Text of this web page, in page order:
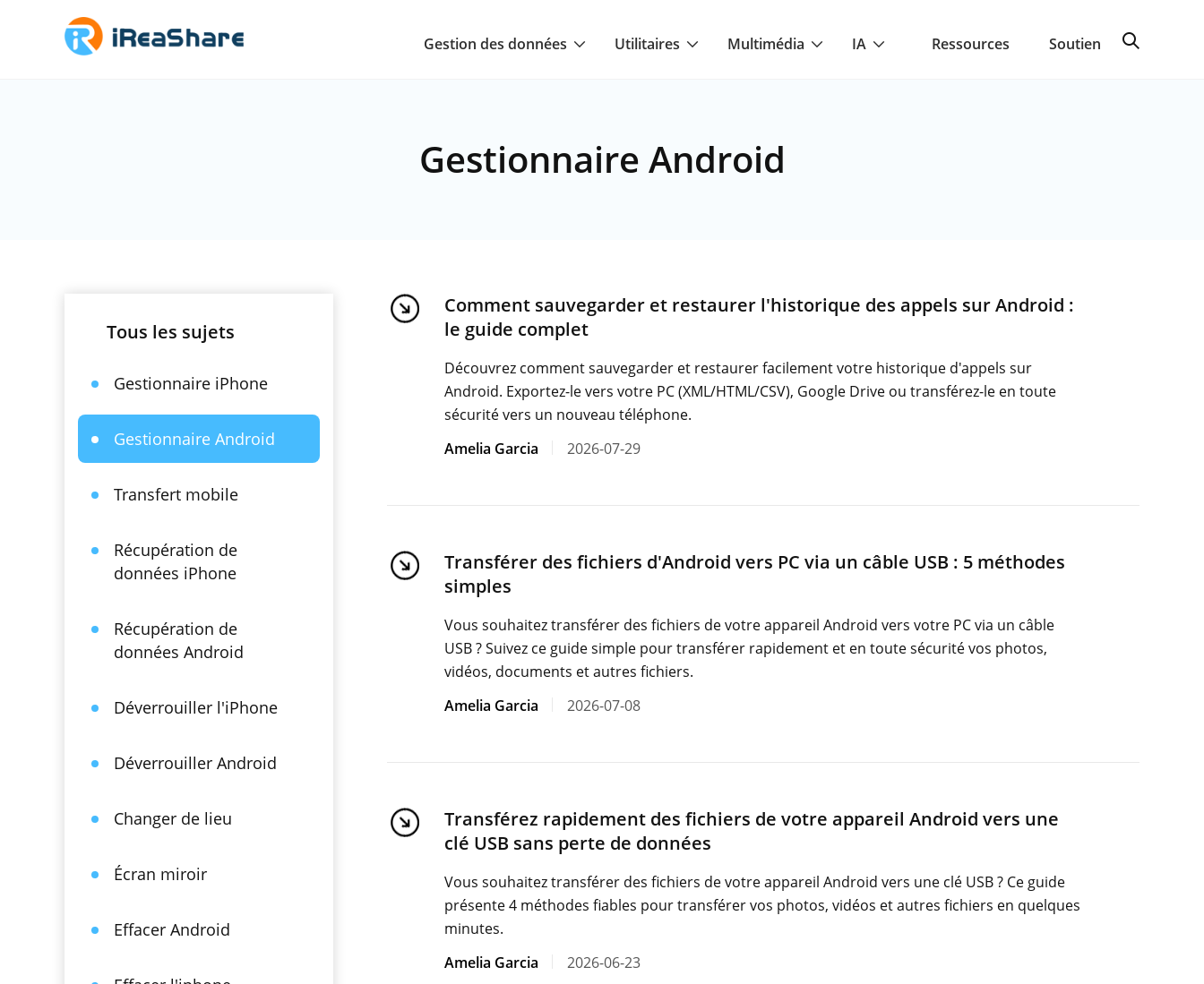
Gestion des données Utilitaires Multimédia IA Ressources Soutien
Gestionnaire Android
Tous les sujets
Gestionnaire iPhone
Gestionnaire Android
Transfert mobile
Récupération de
données iPhone
Récupération de
données Android
Déverrouiller l'iPhone
Déverrouiller Android
Changer de lieu
Écran miroir
Effacer Android
Comment sauvegarder et restaurer l'historique des appels sur Android :
le guide complet
Découvrez comment sauvegarder et restaurer facilement votre historique d'appels sur
Android. Exportez-le vers votre PC (XML/HTML/CSV), Google Drive ou transférez-le en toute
sécurité vers un nouveau téléphone.
Amelia Garcia
2026-07-29
Transférer des fichiers d'Android vers PC via un câble USB : 5 méthodes
simples
Vous souhaitez transférer des fichiers de votre appareil Android vers votre PC via un câble
USB ? Suivez ce guide simple pour transférer rapidement et en toute sécurité vos photos,
vidéos, documents et autres fichiers.
Amelia Garcia
2026-07-08
Transférez rapidement des fichiers de votre appareil Android vers une
clé USB sans perte de données
Vous souhaitez transférer des fichiers de votre appareil Android vers une clé USB ? Ce guide
présente 4 méthodes fiables pour transférer vos photos, vidéos et autres fichiers en quelques
minutes.
Amelia Garcia
2026-06-23